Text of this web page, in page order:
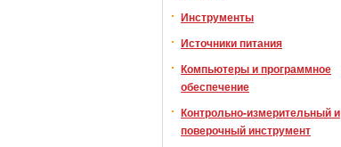
Инструменты
Источники питания
Компьютеры и программное
обеспечение
Контрольно-измерительный и
поверочный инструмент